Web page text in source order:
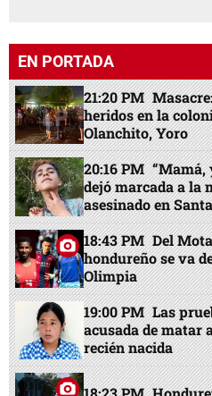
EN PORTADA
21:20 PM
heridos en la
Olanchito, Yoro
20:16 PM “Mamá,
dejó marcada a la
asesinado en
18:43 PM Del
hondureño se va
Olimpia
19:00 PM Las
acusada de matar
recién nacida